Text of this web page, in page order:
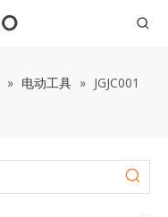
» 电动工具 » JGJC001